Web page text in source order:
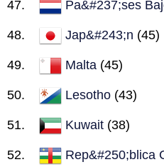
Pa&#237;ses
Jap&#243;n (45)
Malta (45)
Lesotho (43)
Kuwait (38)
Rep&#250;blica